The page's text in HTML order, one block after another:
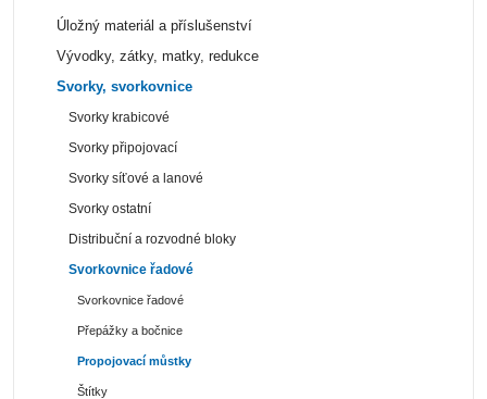
Úložný materiál a příslušenství
Vývodky, zátky, matky, redukce
Svorky, svorkovnice
Svorky krabicové
Svorky připojovací
Svorky síťové a lanové
Svorky ostatní
Distribuční a rozvodné bloky
Svorkovnice řadové
Svorkovnice řadové
Přepážky a bočnice
Propojovací můstky
Štítky